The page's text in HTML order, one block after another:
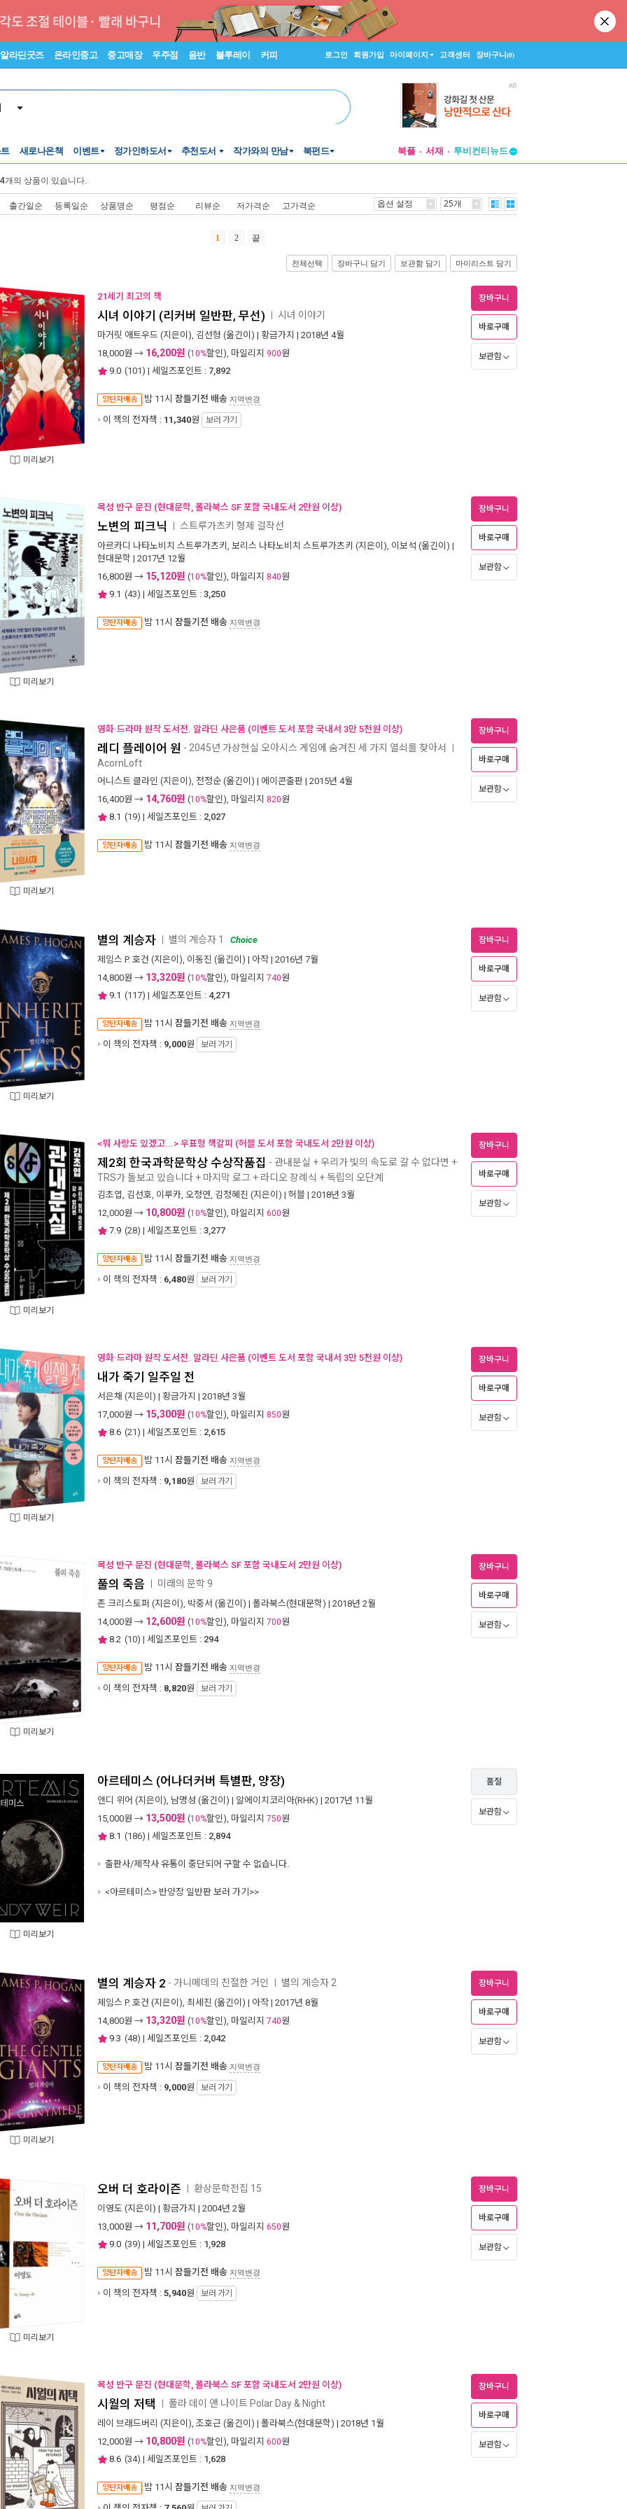
알라딘굿즈 온라인중고 중고매장 우주점 음반 블루레이 커피 로그인 회원가입 마이페이지 고객센터 장바구니(0)
새로나온책 이벤트 정가인하도서 추천도서 작가와의 만남 북펀드 북플 서재
투비컨티뉴드
개의 상품이 있습니다.
출간일순 등록일순 상품명순 평점순 리뷰순 저가격순 고가격순 옵션 설정 25개
1 2 끝
전체선택 장바구니 담기 보관함 담기 마이리스트 담기
미리보기
21세기 최고의 책
시녀 이야기 (리커버 일반판, 무선) 시녀 이야기
마거릿 애트우드 (지은이), 김선형 (옮긴이) | 황금가지 | 2018년 4월
18,000원 → 16,200원 (10%할인), 마일리지 900원
9.0 (101) | 세일즈포인트 : 7,892
양탄자배송 밤 11시 잠들기전 배송 지역변경
이 책의 전자책 : 11,340원 보러 가기
장바구니
바로구매
보관함
미리보기
목성 반구 문진 (현대문학, 폴라북스 SF 포함 국내도서 2만원 이상)
노변의 피크닉 스트루가츠키 형제 걸작선
아르카디 나타노비치 스트루가츠키 , 보리스 나타노비치 스트루가츠키 (지은이), 이보석 (옮긴이) |
현대문학 | 2017년 12월
16,800원 → 15,120원 (10%할인), 마일리지 840원
9.1 (43) | 세일즈포인트 : 3,250
양탄자배송 밤 11시 잠들기전 배송 지역변경
장바구니
바로구매
보관함
미리보기
영화·드라마 원작 도서전. 알라딘 사은품 (이벤트 도서 포함 국내서 3만 5천원 이상)
레디 플레이어 원 - 2045년 가상현실 오아시스 게임에 숨겨진 세 가지 열쇠를 찾아서
AcornLoft
어니스트 클라인 (지은이), 전정순 (옮긴이) | 에이콘출판 | 2015년 4월
16,400원 → 14,760원 (10%할인), 마일리지 820원
8.1 (19) | 세일즈포인트 : 2,027
양탄자배송 밤 11시 잠들기전 배송 지역변경
장바구니
바로구매
보관함
미리보기
별의 계승자 별의 계승자 1
Choice
제임스 P. 호건 (지은이), 이동진 (옮긴이) | 아작 | 2016년 7월
14,800원 → 13,320원 (10%할인), 마일리지 740원
9.1 (117) | 세일즈포인트 : 4,271
양탄자배송 밤 11시 잠들기전 배송 지역변경
이 책의 전자책 : 9,000원 보러 가기
장바구니
바로구매
보관함
미리보기
<뭐 사랑도 있겠고...> 우표형 책갈피 (허블 도서 포함 국내도서 2만원 이상)
제2회 한국과학문학상 수상작품집 - 관내분실 + 우리가 빛의 속도로 갈 수 없다면 +
TRS가 돌보고 있습니다 + 마지막 로그 + 라디오 장례식 + 독립의 오단계
김초엽, 김선호, 이루카, 오정연, 김정혜진 (지은이) | 허블 | 2018년 3월
12,000원 → 10,800원 (10%할인), 마일리지 600원
7.9 (28) | 세일즈포인트 : 3,277
양탄자배송 밤 11시 잠들기전 배송 지역변경
이 책의 전자책 : 6,480원 보러 가기
장바구니
바로구매
보관함
미리보기
영화·드라마 원작 도서전. 알라딘 사은품 (이벤트 도서 포함 국내서 3만 5천원 이상)
내가 죽기 일주일 전
서은채 (지은이) | 황금가지 | 2018년 3월
17,000원 → 15,300원 (10%할인), 마일리지 850원
8.6 (21) | 세일즈포인트 : 2,615
양탄자배송 밤 11시 잠들기전 배송 지역변경
이 책의 전자책 : 9,180원 보러 가기
장바구니
바로구매
보관함
미리보기
목성 반구 문진 (현대문학, 폴라북스 SF 포함 국내도서 2만원 이상)
풀의 죽음 미래의 문학 9
존 크리스토퍼 (지은이), 박중서 (옮긴이) | 폴라북스(현대문학) | 2018년 2월
14,000원 → 12,600원 (10%할인), 마일리지 700원
8.2 (10) | 세일즈포인트 : 294
양탄자배송 밤 11시 잠들기전 배송 지역변경
이 책의 전자책 : 8,820원 보러 가기
장바구니
바로구매
보관함
미리보기
아르테미스 (어나더커버 특별판, 양장)
앤디 위어 (지은이), 남명성 (옮긴이) | 알에이치코리아(RHK) | 2017년 11월
15,000원 → 13,500원 (10%할인), 마일리지 750원
8.1 (186) | 세일즈포인트 : 2,894
출판사/제작사 유통이 중단되어 구할 수 없습니다.
<아르테미스> 반양장 일반판 보러 가기>>
품절
보관함
미리보기
별의 계승자 2 - 가니메데의 친절한 거인 별의 계승자 2
제임스 P. 호건 (지은이), 최세진 (옮긴이) | 아작 | 2017년 8월
14,800원 → 13,320원 (10%할인), 마일리지 740원
9.3 (48) | 세일즈포인트 : 2,042
양탄자배송 밤 11시 잠들기전 배송 지역변경
이 책의 전자책 : 9,000원 보러 가기
장바구니
바로구매
보관함
미리보기
오버 더 호라이즌 환상문학전집 15
이영도 (지은이) | 황금가지 | 2004년 2월
13,000원 → 11,700원 (10%할인), 마일리지 650원
9.0 (39) | 세일즈포인트 : 1,928
양탄자배송 밤 11시 잠들기전 배송 지역변경
이 책의 전자책 : 5,940원 보러 가기
장바구니
바로구매
보관함
목성 반구 문진 (현대문학, 폴라북스 SF 포함 국내도서 2만원 이상)
시월의 저택 폴라 데이 앤 나이트 Polar Day & Night
레이 브래드버리 (지은이), 조호근 (옮긴이) | 폴라북스(현대문학) | 2018년 1월
12,000원 → 10,800원 (10%할인), 마일리지 600원
8.6 (34) | 세일즈포인트 : 1,628
양탄자배송 밤 11시 잠들기전 배송 지역변경
장바구니
바로구매
보관함